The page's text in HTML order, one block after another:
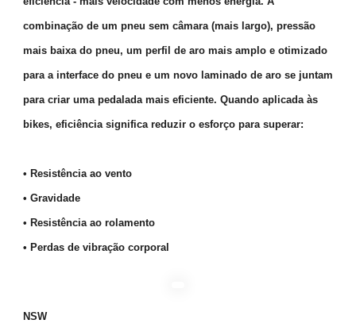
combinação de um pneu sem câmara (mais largo), pressão
mais baixa do pneu, um perfil de aro mais amplo e otimizado
para a interface do pneu e um novo laminado de aro se juntam
para criar uma pedalada mais eficiente. Quando aplicada às
bikes, eficiência significa reduzir o esforço para superar:
• Resistência ao vento
• Gravidade
• Resistência ao rolamento
• Perdas de vibração corporal
NSW